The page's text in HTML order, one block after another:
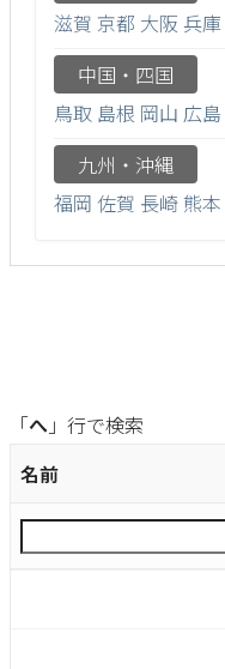
滋賀 京都 大阪 兵庫
中国・四国
鳥取 島根 岡山 広島
九州・沖縄
福岡 佐賀 長崎熊本
「へ 」行で検索
名前